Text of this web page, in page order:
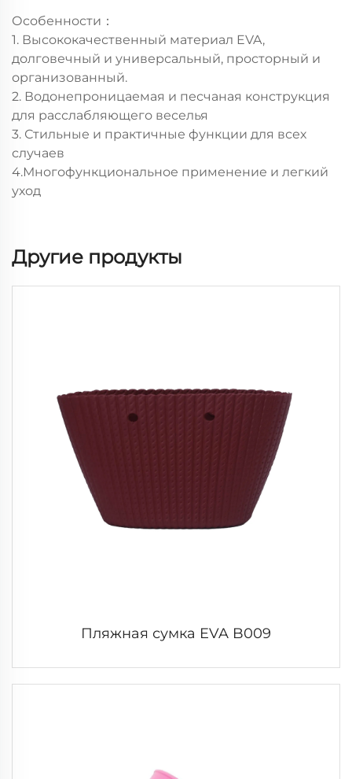
Особенности：
1. Высококачественный материал EVA,
долговечный и универсальный, просторный и
организованный.
2. Водонепроницаемая и песчаная конструкция
для расслабляющего веселья
3. Стильные и практичные функции для всех
случаев
4.Многофункциональное применение и легкий
уход
Другие продукты
Пляжная сумка EVA B009